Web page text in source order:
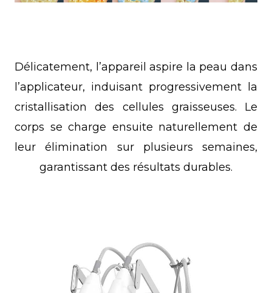
Délicatement, l’appareil aspire la peau dans
l’applicateur, induisant progressivement la
cristallisation des cellules graisseuses. Le
corps se charge ensuite naturellement de
leur élimination sur plusieurs semaines,
garantissant des résultats durables.